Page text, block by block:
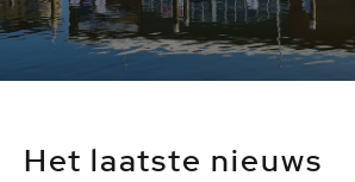
Het laatste nieuws